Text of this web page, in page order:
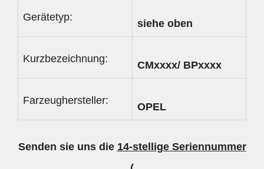
Gerätetyp:
siehe oben
Kurzbezeichnung:
CMxxxx/ BPxxxx
Farzeughersteller:
OPEL
Senden sie uns die 14-stellige Seriennummer